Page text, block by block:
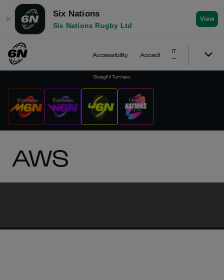
✕
Six Nations
Six Nations Rugby Ltd
View
Accessibility Accedi
IT
Scegli il Torneo:
AWS